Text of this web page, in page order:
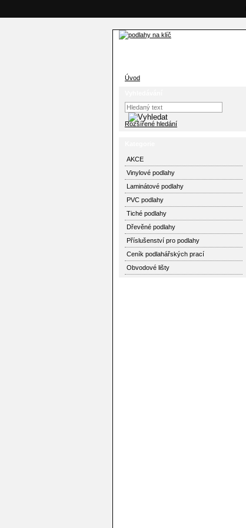
Úvod
Rozšířené hledání
AKCE
Vinylové podlahy
Laminátové podlahy
PVC podlahy
Tiché podlahy
Dřevěné podlahy
Příslušenství pro podlahy
Ceník podlahářských prací
Obvodové lišty